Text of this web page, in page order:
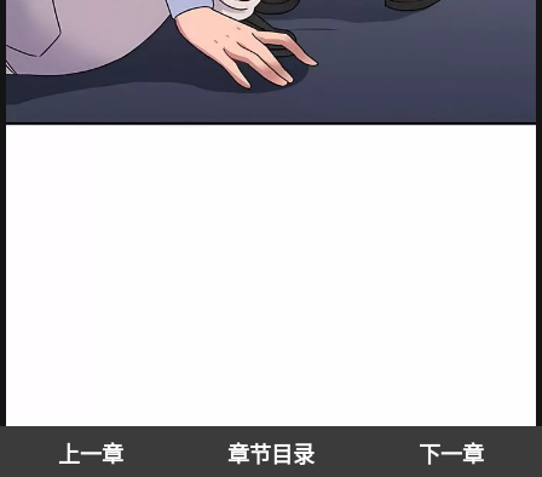
上一章 章节目录 下一章